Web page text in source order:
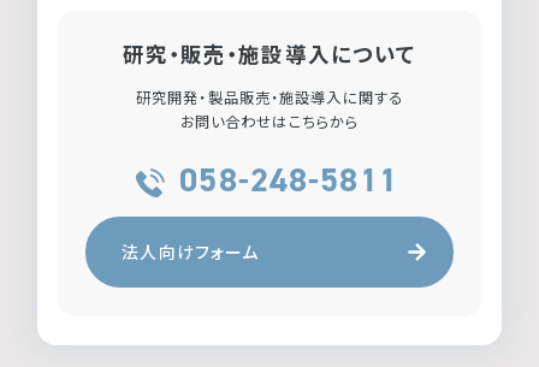
研究・販売・施設導入について
研究開発・製品販売・施設導入に関する
お問い合わせはこちらから
058-248-5811
法人向けフォーム